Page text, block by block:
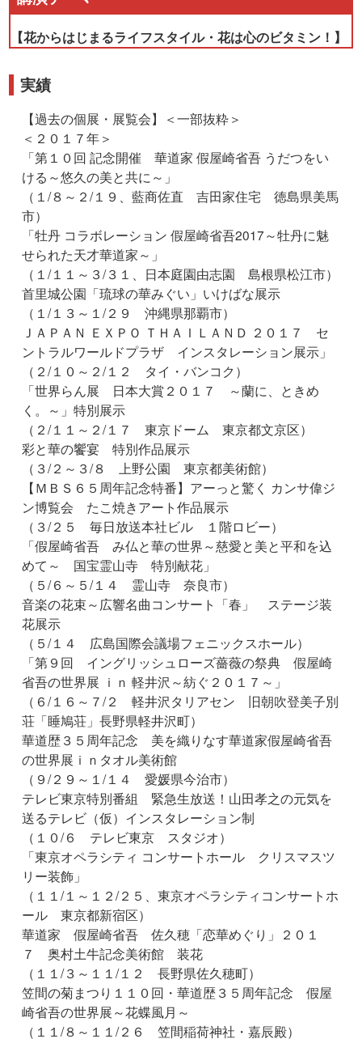
【花からはじまるライフスタイル・花は心のビタミン！】
実績
【過去の個展・展覧会】＜一部抜粋＞
＜２０１７年＞
「第１０回 記念開催 華道家 假屋崎省吾 うだつをい
ける～悠久の美と共に～」
（１/８～２/１９、藍商佐直 吉田家住宅 徳島県美馬
市）
「牡丹 コラボレーション 假屋崎省吾2017～牡丹に魅
せられた天才華道家～」
（１/１１～３/３１、日本庭園由志園 島根県松江市）
首里城公園「琉球の華みぐい」いけばな展示
（１/１３～１/２９ 沖縄県那覇市）
ＪＡＰＡＮ ＥＸＰＯ ＴＨＡＩＬＡＮＤ ２０１７ セ
ントラルワールドプラザ インスタレーション展示」
（２/１０～２/１２ タイ・バンコク）
「世界らん展 日本大賞２０１７ ～蘭に、ときめ
く。～」特別展示
（２/１１～２/１７ 東京ドーム 東京都文京区）
彩と華の饗宴 特別作品展示
（３/２～３/８ 上野公園 東京都美術館）
【ＭＢＳ６５周年記念特番】アーっと驚く カンサ偉ジ
ン博覧会 たこ焼きアート作品展示
（３/２５ 毎日放送本社ビル １階ロビー）
「假屋崎省吾 み仏と華の世界～慈愛と美と平和を込
めて～ 国宝霊山寺 特別献花」
（５/６～５/１４ 霊山寺 奈良市）
音楽の花束～広響名曲コンサート「春」 ステージ装
花展示
（５/１４ 広島国際会議場フェニックスホール）
「第９回 イングリッシュローズ薔薇の祭典 假屋崎
省吾の世界展 ｉｎ 軽井沢～紡ぐ２０１７～」
（６/１６～７/２ 軽井沢タリアセン 旧朝吹登美子別
荘「睡鳩荘」長野県軽井沢町）
華道歴３５周年記念 美を織りなす華道家假屋崎省吾
の世界展ｉｎタオル美術館
（９/２９～１/１４ 愛媛県今治市）
テレビ東京特別番組 緊急生放送！山田孝之の元気を
送るテレビ（仮）インスタレーション制
（１０/６ テレビ東京 スタジオ）
「東京オペラシティ コンサートホール クリスマスツ
リー装飾」
（１１/１～１２/２５、東京オペラシティコンサートホ
ール 東京都新宿区）
華道家 假屋崎省吾 佐久穂「恋華めぐり」２０１
７ 奥村土牛記念美術館 装花
（１１/３～１１/１２ 長野県佐久穂町）
笠間の菊まつり１１０回・華道歴３５周年記念 假屋
崎省吾の世界展～花蝶風月～
（１１/８～１１/２６ 笠間稲荷神社・嘉辰殿）